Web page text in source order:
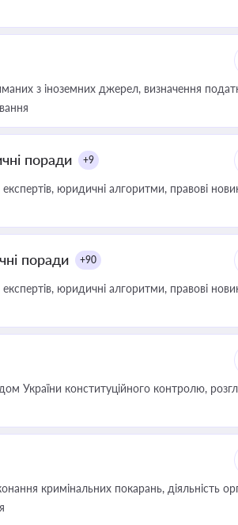
з іноземних джерел, визначення
поради +9
юридичні алгоритми, правові
поради +90
юридичні алгоритми, правові
України конституційного контролю,
кримінальних покарань, діяльність